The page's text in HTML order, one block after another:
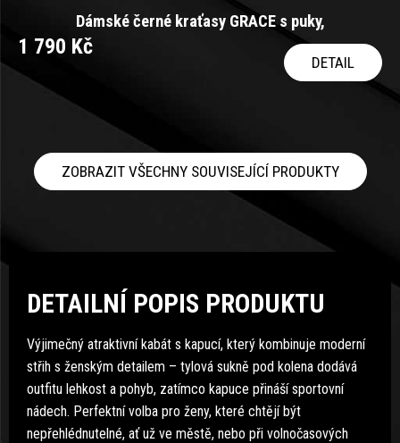
Dámské černé kraťasy GRACE s puky,
1 790 Kč
DETAIL
ZOBRAZIT VŠECHNY SOUVISEJÍCÍ PRODUKTY
DETAILNÍ POPIS PRODUKTU
Výjimečný atraktivní kabát s kapucí, který kombinuje moderní
střih s ženským detailem – tylová sukně pod kolena dodává
outfitu lehkost a pohyb, zatímco kapuce přináší sportovní
nádech. Perfektní volba pro ženy, které chtějí být
nepřehlédnutelné, ať už ve městě, nebo při volnočasových